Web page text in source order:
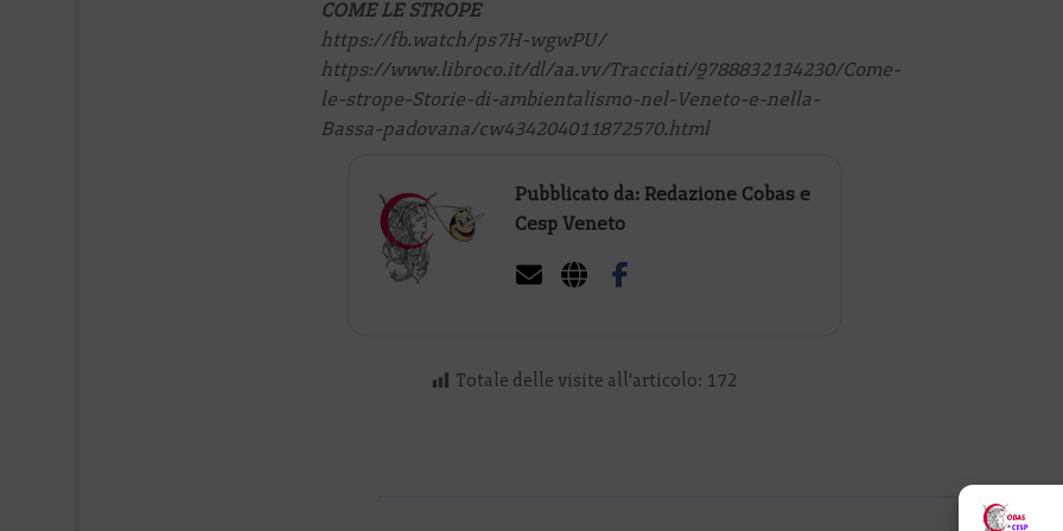
COME LE STROPE
https://fb.watch/ps7H-wgwPU/
https://www.libroco.it/dl/aa.vv/Tracciati/9788832134230/Come-
le-strope-Storie-di-ambientalismo-nel-Veneto-e-nella-
Bassa-padovana/cw434204011872570.html
Pubblicato da: Redazione Cobas e
Cesp Veneto
Totale delle visite all'articolo: 172